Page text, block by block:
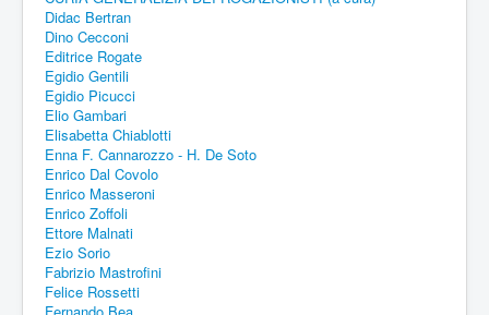
Didac Bertran
Dino Cecconi
Editrice Rogate
Egidio Gentili
Egidio Picucci
Elio Gambari
Elisabetta Chiablotti
Enna F. Cannarozzo - H. De Soto
Enrico Dal Covolo
Enrico Masseroni
Enrico Zoffoli
Ettore Malnati
Ezio Sorio
Fabrizio Mastrofini
Felice Rossetti